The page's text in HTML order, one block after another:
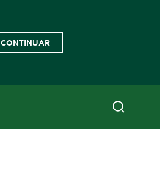
CONTINUAR